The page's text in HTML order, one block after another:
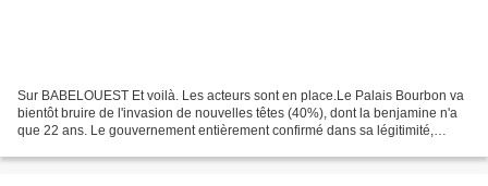
Sur BABELOUEST Et voilà. Les acteurs sont en place.Le Palais Bourbon va
bientôt bruire de l'invasion de nouvelles têtes (40%), dont la benjamine n'a
que 22 ans. Le gouvernement entièrement confirmé dans sa légitimité,